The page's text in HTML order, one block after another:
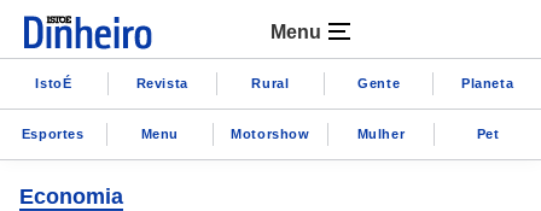
Menu
IstoÉ Revista Rural Gente Planeta
Esportes Menu Motorshow Mulher Pet
Economia